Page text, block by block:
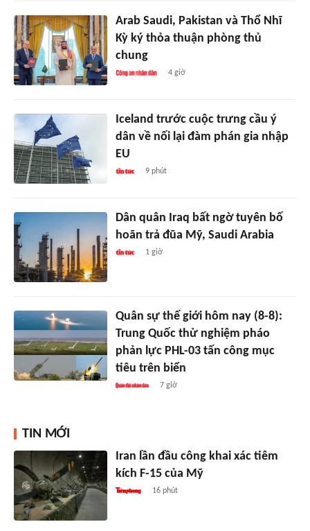
Arab Saudi, Pakistan và Thổ Nhĩ
Kỳ ký thỏa thuận phòng thủ
chung
4 giờ
Iceland trước cuộc trưng cầu ý
dân về nối lại đàm phán gia nhập
EU
9 phút
Dân quân Iraq bất ngờ tuyên bố
hoãn trả đũa Mỹ, Saudi Arabia
1 giờ
Quân sự thế giới hôm nay (8-8):
Trung Quốc thử nghiệm pháo
phản lực PHL-03 tấn công mục
tiêu trên biển
7 giờ
TIN MỚI
Iran lần đầu công khai xác tiêm
kích F-15 của Mỹ
16 phút